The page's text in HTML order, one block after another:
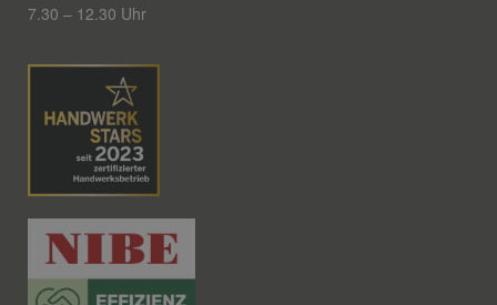
7.30 – 12.30 Uhr